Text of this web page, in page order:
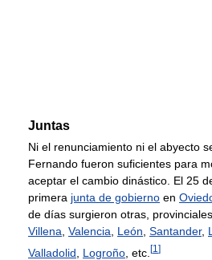
Juntas
Ni el renunciamiento ni el abyecto
Fernando fueron suficientes para
aceptar el cambio dinástico. El 25
primera junta de gobierno en
de días surgieron otras,
Villena Valencia León Santander,
Valladolid
Logroño , etc. [1 ]